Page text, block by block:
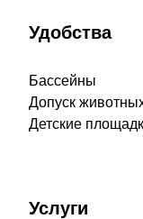
Удобства
Бассейны
Допуск
Детские
Услуги